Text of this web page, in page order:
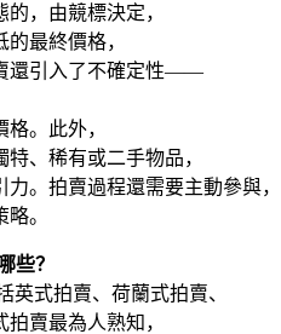
，由競標決定，
最終價格，
還引入了不確定性——
。此外，
、稀有或二手物品，
。拍賣過程還需要主動參與，
。
些？
英式拍賣、荷蘭式拍賣、
賣最為人熟知，